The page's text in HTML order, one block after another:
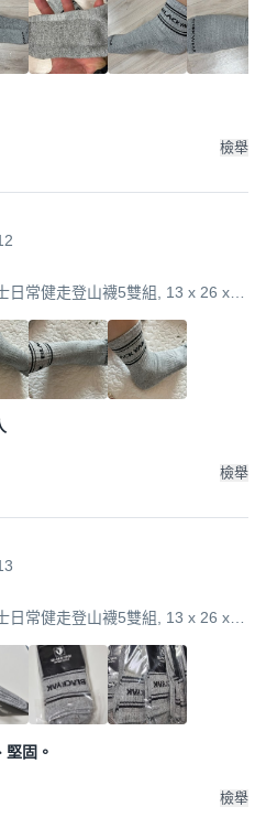
檢舉
日常健走登山襪5雙組, 13 x 26 x
檢舉
日常健走登山襪5雙組, 13 x 26 x
固。
檢舉